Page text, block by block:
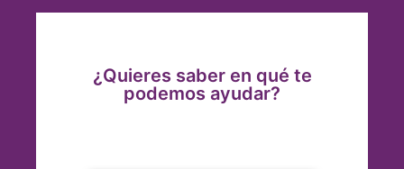
¿Quieres saber en qué te
podemos ayudar?